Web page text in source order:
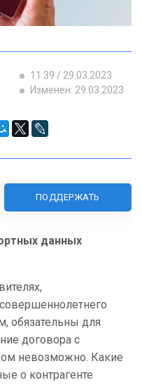
11:39 / 29.03.2023
Изменен: 29.03.2023
ПОДДЕРЖАТЬ
данных
обязательны для
договора с
невозможно. Какие
о контрагенте